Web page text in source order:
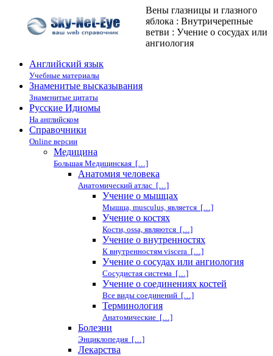
Вены глазницы и глазного
яблока : Внутричерепные
ветви : Учение о сосудах или
ангиология
Английский язык
Учебные материалы
Знаменитые высказывания
Знаменитые цитаты
Русские Идиомы
На английском
Справочники
Online версии
Медицина
Большая Медицинская […]
Анатомия человека
Анатомический атлас […]
Учение о мышцах
Мышца, musculus, является […]
Учение о костях
Кости, ossa, являются […]
Учение о внутренностях
К внутренностям viscera […]
Учение о сосудах или ангиология
Сосудистая система […]
Учение о соединениях костей
Все виды соединений […]
Терминология
Анатомические […]
Болезни
Энциклопедия […]
Лекарства